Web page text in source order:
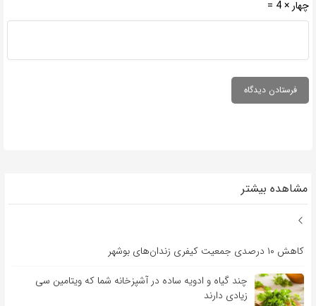
چهار × 4 =
مشاهده بیشتر
کاهش ۱۰ درصدی جمعیت کیفری زندان‌های بوشهر
چند گیاه و ادویه ساده در آشپزخانه شما که ویتامین سی
زیادی دارند